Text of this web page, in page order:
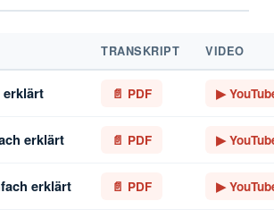
TRANSKRIPT VIDEO
erklärt 📄 PDF ▶
erklärt 📄 PDF ▶
erklärt 📄 PDF ▶